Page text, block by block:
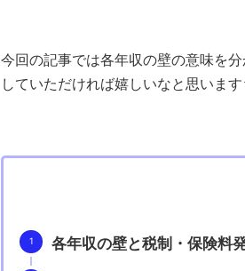
今回の記事では各年収の壁の意味を
していただければ嬉しいなと思いま
各年収の壁と税制・保険料